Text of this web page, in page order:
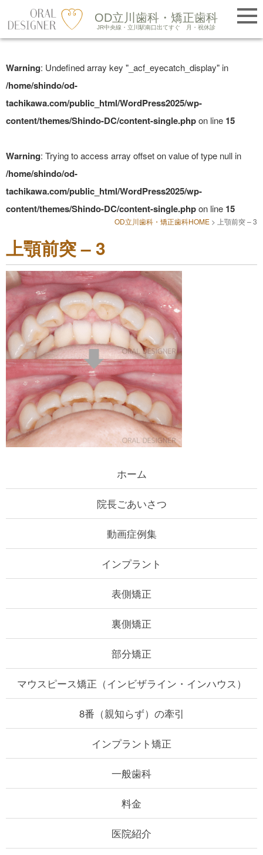
to
content
OD立川歯科・矯正歯科
JR中央線・立川駅南口出てすぐ 月・祝休診
LINE友だち追加
Warning: Undefined array key "_acf_eyecatch_display" in
/home/shindo/od-
tachikawa.com/public_html/WordPress2025/wp-
content/themes/Shindo-DC/content-single.phpon line 15
Warning: Trying to access array offset on value of type null in
/home/shindo/od-
tachikawa.com/public_html/WordPress2025/wp-
content/themes/Shindo-DC/content-single.phpon line 15
OD立川歯科・矯正歯科HOME > 上顎前突 – 3
上顎前突 – 3
ホーム
院長ごあいさつ
動画症例集
インプラント
表側矯正
裏側矯正
部分矯正
マウスピース矯正 （インビザライン・インハウス）
8番（親知らず）の牽引
インプラント矯正
一般歯科
料金
医院紹介